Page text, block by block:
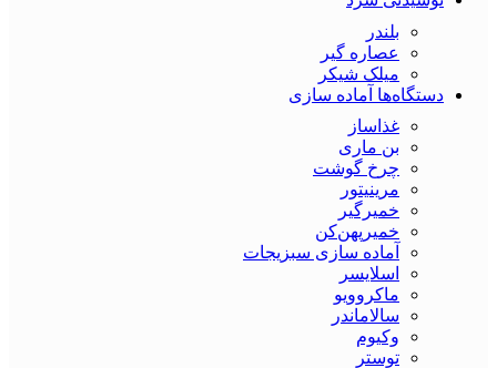
بلندر
عصاره گیر
میلک شیکر
دستگاه‌ها آماده سازی
غذاساز
بن ماری
چرخ گوشت
مرینیتور
خمیرگیر
خمیر‌پهن‌کن
آماده سازی سبزیجات
اسلایسر
ماکروویو
سالاماندر
وکیوم
توستر